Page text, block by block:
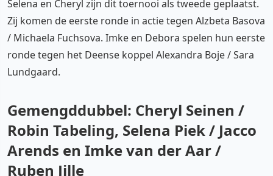
Selena en Cheryl zijn dit toernooi als tweede geplaatst.
Zij komen de eerste ronde in actie tegen Alzbeta Basova
/ Michaela Fuchsova. Imke en Debora spelen hun eerste
ronde tegen het Deense koppel Alexandra Boje / Sara
Lundgaard.
Gemengddubbel: Cheryl Seinen /
Robin Tabeling, Selena Piek / Jacco
Arends en Imke van der Aar /
Ruben Jille